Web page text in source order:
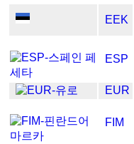
EEK
ESP
EUR
FIM